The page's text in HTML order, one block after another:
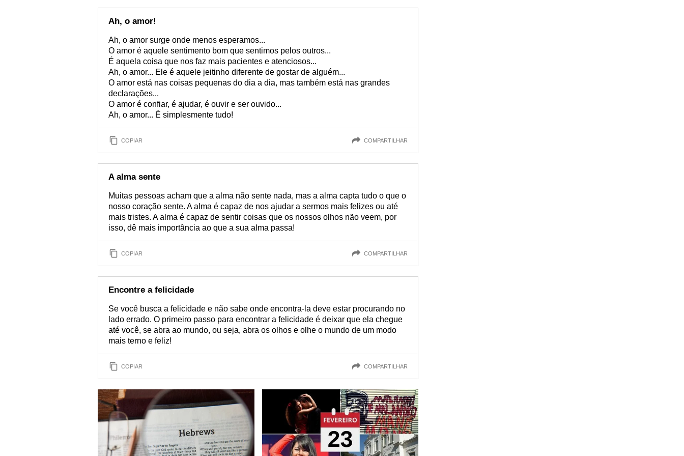
Ah, o amor!
Ah, o amor surge onde menos esperamos...
O amor é aquele sentimento bom que sentimos pelos outros...
É aquela coisa que nos faz mais pacientes e atenciosos...
Ah, o amor... Ele é aquele jeitinho diferente de gostar de alguém...
O amor está nas coisas pequenas do dia a dia, mas também está nas grandes
declarações...
O amor é confiar, é ajudar, é ouvir e ser ouvido...
Ah, o amor... É simplesmente tudo!
COPIAR COMPARTILHAR
A alma sente
Muitas pessoas acham que a alma não sente nada, mas a alma capta tudo o que o
nosso coração sente. A alma é capaz de nos ajudar a sermos mais felizes ou até
mais tristes. A alma é capaz de sentir coisas que os nossos olhos não veem, por
isso, dê mais importância ao que a sua alma passa!
COPIAR COMPARTILHAR
Encontre a felicidade
Se você busca a felicidade e não sabe onde encontra-la deve estar procurando no
lado errado. O primeiro passo para encontrar a felicidade é deixar que ela chegue
até você, se abra ao mundo, ou seja, abra os olhos e olhe o mundo de um modo
mais terno e feliz!
COPIAR COMPARTILHAR